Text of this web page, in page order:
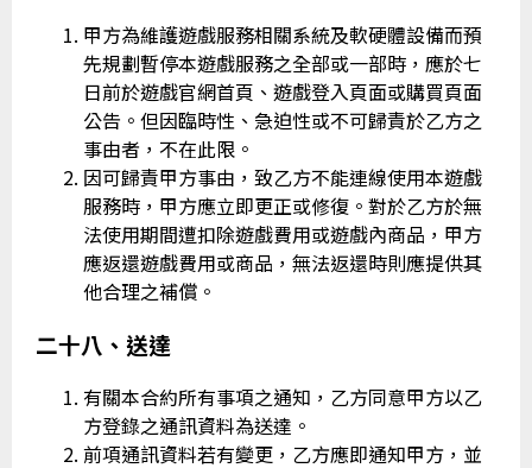
甲方為維護遊戲服務相關系統及軟硬體設備而預
先規劃暫停本遊戲服務之全部或一部時，應於七
日前於遊戲官網首頁、遊戲登入頁面或購買頁面
公告。但因臨時性、急迫性或不可歸責於乙方之
事由者，不在此限。
因可歸責甲方事由，致乙方不能連線使用本遊戲
服務時，甲方應立即更正或修復。對於乙方於無
法使用期間遭扣除遊戲費用或遊戲內商品，甲方
應返還遊戲費用或商品，無法返還時則應提供其
他合理之補償。
二十八、送達
有關本合約所有事項之通知，乙方同意甲方以乙
方登錄之通訊資料為送達。
前項通訊資料若有變更，乙方應即通知甲方，並